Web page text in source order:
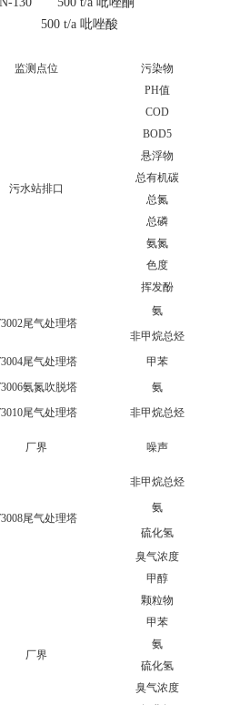
500 t/a 吡唑酸
监测点位 污染物
污水站排口
PH值
COD
BOD5
悬浮物
总有机碳
总氮
总磷
氨氮
色度
挥发酚
尾气处理塔
氨
非甲烷总烃
尾气处理塔 甲苯
氨氮吹脱塔 氨
尾气处理塔 非甲烷总烃
厂界 噪声
尾气处理塔
非甲烷总烃
氨
硫化氢
臭气浓度
厂界
甲醇
颗粒物
甲苯
氨
硫化氢
臭气浓度